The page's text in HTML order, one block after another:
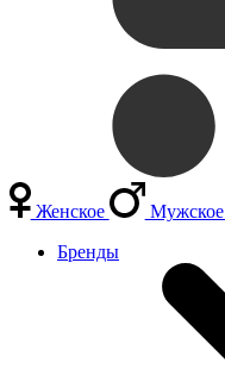
Женское Мужское
Бренды